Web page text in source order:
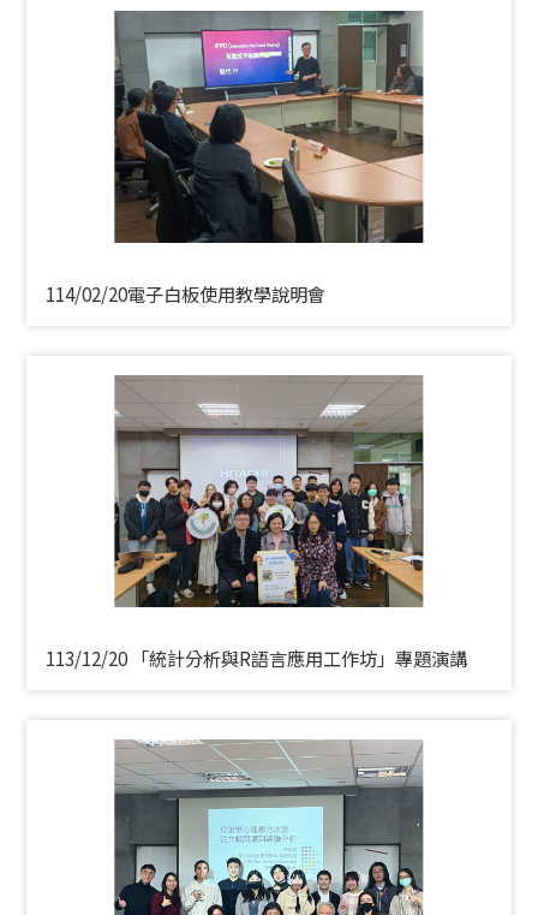
114/02/20電子白板使用教學說明會
113/12/20 「統計分析與R語言應用工作坊」專題演講